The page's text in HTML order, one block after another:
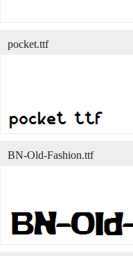
pocket.ttf
BN-Old-Fashion.ttf